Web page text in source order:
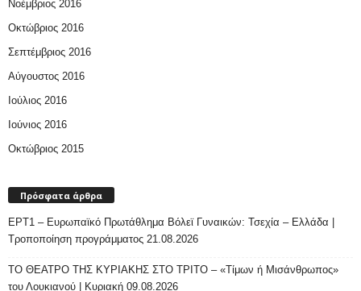
Νοέμβριος 2016
Οκτώβριος 2016
Σεπτέμβριος 2016
Αύγουστος 2016
Ιούλιος 2016
Ιούνιος 2016
Οκτώβριος 2015
Πρόσφατα άρθρα
ΕΡΤ1 – Ευρωπαϊκό Πρωτάθλημα Βόλεϊ Γυναικών: Τσεχία – Ελλάδα |
Τροποποίηση προγράμματος 21.08.2026
ΤΟ ΘΕΑΤΡΟ ΤΗΣ ΚΥΡΙΑΚΗΣ ΣΤΟ ΤΡΙΤΟ – «Τίμων ή Μισάνθρωπος»
του Λουκιανού | Κυριακή 09.08.2026